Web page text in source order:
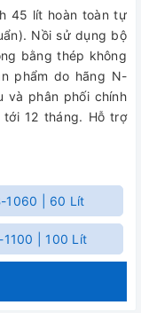
45 lít hoàn toàn tự
Nồi sử dụng bộ
bằng thép không
phẩm do hãng N-
và phân phối chính
tới 12 tháng. Hỗ trợ
1060 | 60 Lít
1100 | 100 Lít